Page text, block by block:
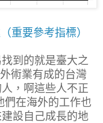
重要參考指標）
到的就是臺大之
術業有成的台灣
，啊這些人不正
們在海外的工作也
設自己成長的地